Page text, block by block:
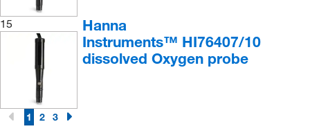
15
Hanna
Instruments™ HI76407/10
dissolved Oxygen probe
1 2 3